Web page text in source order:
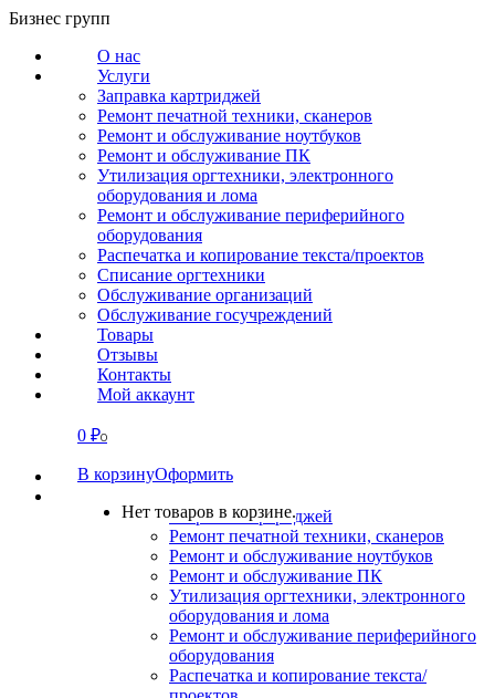
Перейти
содержанию
Бизнес групп
О нас
Услуги
Заправка картриджей
Ремонт печатной техники, сканеров
Ремонт и обслуживание ноутбуков
Ремонт и обслуживание ПК
Утилизация оргтехники, электронного
оборудования и лома
Ремонт и обслуживание периферийного
оборудования
Распечатка и копирование текста/проектов
Списание оргтехники
Обслуживание организаций
Обслуживание госучреждений
Товары
Отзывы
Контакты
Мой аккаунт
0 ₽0
В корзинуОформить
Нет товаров в корзине.
СВЯЗАТЬСЯ
О нас
Заправка картриджей
Ремонт печатной техники, сканеров
Ремонт и обслуживание ноутбуков
Ремонт и обслуживание ПК
Утилизация оргтехники, электронного
оборудования и лома
Ремонт и обслуживание периферийного
оборудования
Распечатка и копирование текста/